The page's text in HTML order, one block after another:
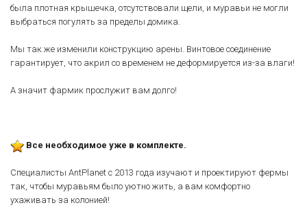
была плотная крышечка, отсутствовали щели, и муравьи не могли
выбраться погулять за пределы домика.
Мы так же изменили конструкцию арены. Винтовое соединение
гарантирует, что акрил со временем не деформируется из-за влаги!
А значит фармик прослужит вам долго!
Все необходимое уже в комплекте.
Специалисты AntPlanet с 2013 года изучают и проектируют фермы
так, чтобы муравьям было уютно жить, а вам комфортно
ухаживать за колонией!